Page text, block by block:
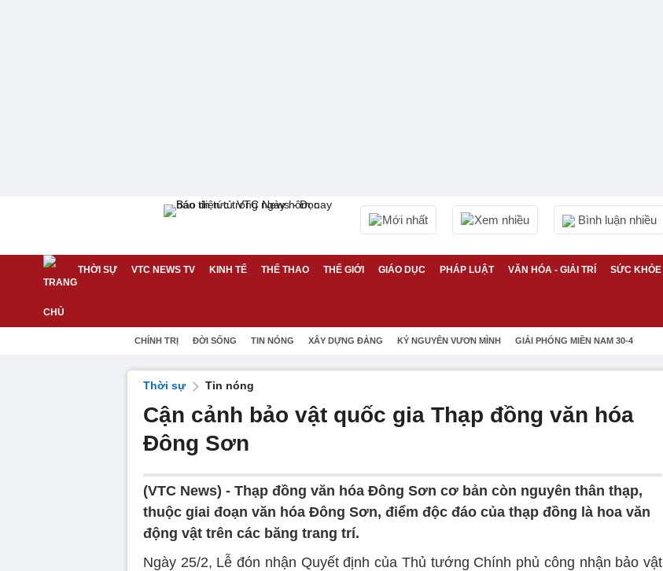
Mới nhất Xem nhiều Bình luận nhiều
THỜI SỰ VTC NEWS TV KINH TẾ THỂ THAO THẾ GIỚI GIÁO DỤC PHÁP LUẬT VĂN HÓA - GIẢI TRÍ SỨC KHỎE
CHÍNH TRỊ ĐỜI SỐNG TIN NÓNG XÂY DỰNG ĐẢNG KỶ NGUYÊN VƯƠN MÌNH GIẢI PHÓNG MIỀN NAM 30-4
Thời sự Tin nóng
Cận cảnh bảo vật quốc gia Thạp đồng văn hóa
Đông Sơn
(VTC News) - Thạp đồng văn hóa Đông Sơn cơ bản còn nguyên thân thạp,
thuộc giai đoạn văn hóa Đông Sơn, điểm độc đáo của thạp đồng là hoa văn
động vật trên các băng trang trí.
Ngày 25/2, Lễ đón nhận Quyết định của Thủ tướng Chính phủ công nhận bảo vật